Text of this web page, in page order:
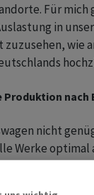
Für mich
in
wie
Produktion nach
nicht
Werke optimal